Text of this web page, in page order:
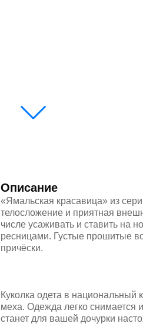
Описание
«Ямальская красавица» из
телосложение и приятная
числе усаживать и ставить на
ресницами. Густые прошитые
причёски.
Куколка одета в
меха. Одежда легко снимается
станет для вашей дочурки